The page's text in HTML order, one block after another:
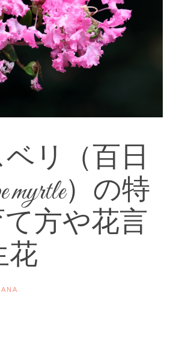
リ（百日
myrtle）の特
方や花言
花